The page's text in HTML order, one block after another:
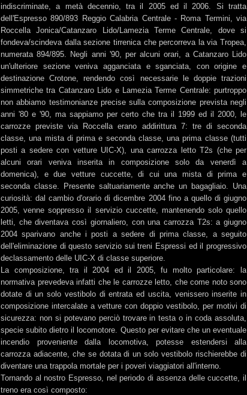
indiscriminate, a metà decennio, tra il 2005 ed il 2006. Si tratta
dell'Espresso 890/893 Reggio Calabria Centrale - Roma Termini, via
Roccella Jonica/Catanzaro Lido/Lamezia Terme Centrale, dove si
fondeva/scindeva dalla sezione tirrenica che percorreva la via Tropea,
numerata 894/895. Negli anni '90, per alcuni orari, a Catanzaro Lido
un'ulteriore sezione veniva agganciata e sganciata, con origine e
destinazione Crotone, rendendo così necessarie le doppie trazioni
simmetriche tra Catanzaro Lido e Lamezia Terme Centrale: purtroppo
non abbiamo testimonianze precise sulla composizione prevista negli
anni '80 e '90, ma sappiamo per certo che tra il 1999 ed il 2000, le
carrozze previste via Roccella erano addirittura 7: tre di seconda
classe, una mista di prima e seconda classe, una prima classe (tutti
posti a sedere con vetture UIC-X), una carrozza letto T2s (che per
alcuni orari veniva inserita in composizione solo da venerdì a
domenica), e due vetture cuccette, di cui una mista di prima e
seconda classe. Presente saltuariamente anche un bagagliaio. Una
curiosità: dal cambio d'orario di dicembre 2004 fino a quello di giugno
2005, venne soppresso il servizio cuccette, mantenendo solo quello
letti, che diventava così giornaliero, con una carrozza T2s: a giugno
2004 sparivano anche i posti a sedere di prima classe, a seguito
dell'eliminazione di questo servizio sui treni Espressi ed il progressivo
declassamento delle UIC-X di classe superiore.
La composizione, tra il 2004 ed il 2005, fu molto particolare: la
normativa prevedeva infatti che le carrozze letto, che come noto sono
dotate di un solo vestibolo di entrata ed uscita, venissero inserite in
composizione intercalate a vetture con doppio vestibolo, per motivi di
sicurezza: non si potevano perciò trovare in testa o in coda assoluta,
specie subito dietro il locomotore. Questo per evitare che un eventuale
incendio proveniente dalla locomotiva, potesse estendersi alla
carrozza adiacente, che se dotata di un solo vestibolo rischierebbe di
diventare una trappola mortale per i poveri viaggiatori all'interno.
Tornando al nostro Espresso, nel periodo di assenza delle cuccette, il
treno era così composto: